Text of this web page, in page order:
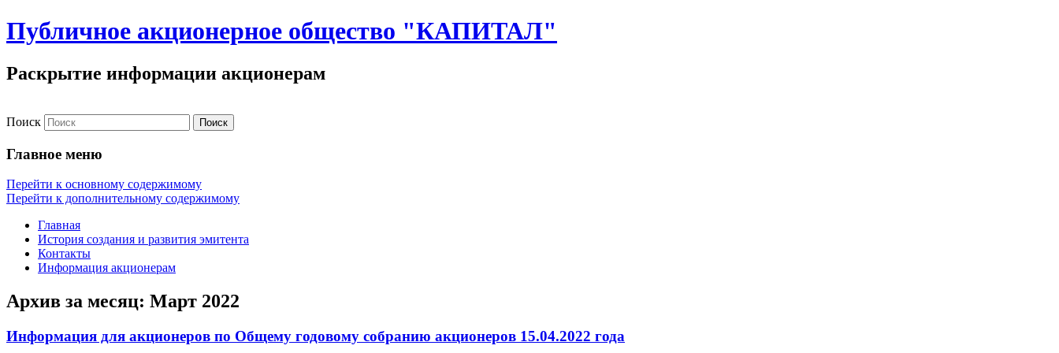
Публичное акционерное общество "КАПИТАЛ"
Раскрытие информации акционерам
Поиск
Главное меню
Перейти к основному содержимому
Перейти к дополнительному содержимому
Главная
История создания и развития эмитента
Контакты
Информация акционерам
Архив за месяц: Март 2022
Информация для акционеров по Общему годовому собранию акционеров 15.04.2022 года